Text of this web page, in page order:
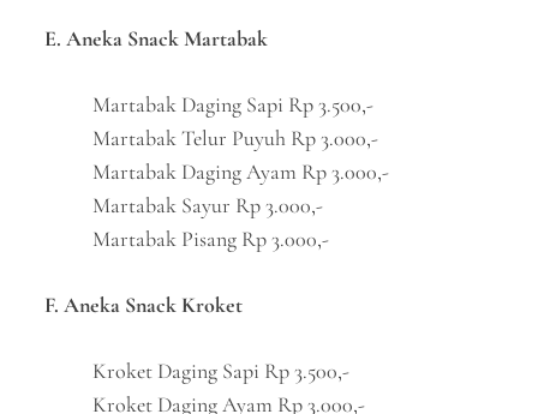
E. Aneka Snack Martabak
Martabak Daging Sapi Rp 3.500,-
Martabak Telur Puyuh Rp 3.000,-
Martabak Daging Ayam Rp 3.000,-
Martabak Sayur Rp 3.000,-
Martabak Pisang Rp 3.000,-
F. Aneka Snack Kroket
Kroket Daging Sapi Rp 3.500,-
Kroket Daging Ayam Rp 3.000,-